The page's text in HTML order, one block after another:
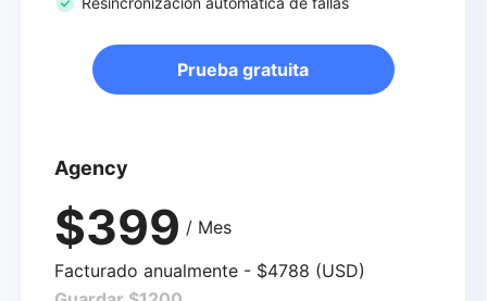
Prueba gratuita
Agency
$399 / Mes
Facturado anualmente - $4788 (USD)